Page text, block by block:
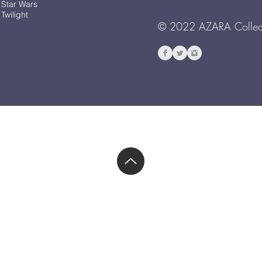
Wars
© 2022 AZARA